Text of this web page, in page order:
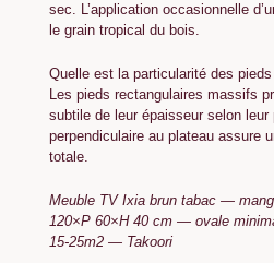
sec. L’application occasionnelle
le grain tropical du bois.
Quelle est la particularité des
Les pieds rectangulaires massifs
subtile de leur épaisseur selon
perpendiculaire au plateau assure
totale.
Meuble TV Ixia brun tabac —
120×P 60×H 40 cm — ovale
15-25m2 — Takoori